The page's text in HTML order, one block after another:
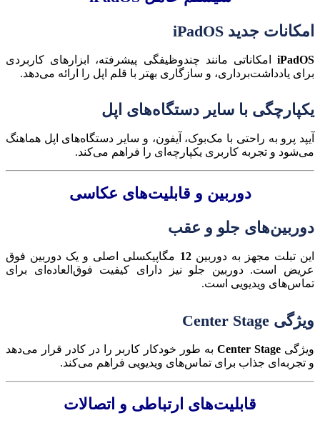
امکانات جدید iPadOS
iPadOS امکاناتی مانند چندوظیفگی پیشرفته، ابزارهای کاربردی
برای یادداشت‌برداری، و سازگاری بهتر با قلم اپل را ارائه می‌دهد.
یکپارچگی با سایر دستگاه‌های اپل
آیپد پرو به راحتی با مک‌بوک، آیفون، و سایر دستگاه‌های اپل هماهنگ
می‌شود و تجربه کاربری یکپارچه‌ای را فراهم می‌کند.
دوربین و قابلیت‌های عکاسی
دوربین‌های جلو و عقب
این تبلت مجهز به دوربین12 مگاپیکسلی اصلی و یک دوربین فوق
عریض است. دوربین جلو نیز دارای کیفیت فوق‌العاده‌ای برای
تماس‌های ویدیویی است.
ویژگی Center Stage
ویژگی Center Stage به طور خودکار کاربر را در کادر قرار می‌دهد
و تجربه‌ای جذاب برای تماس‌های ویدیویی فراهم می‌کند.
قابلیت‌های ارتباطی و اتصالات